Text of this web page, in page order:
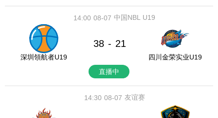
08-07
14:00 中国NBL U19
深圳領航者U19
38 - 21
四川金荣实业U19
直播中
08-07
14:30 友谊赛